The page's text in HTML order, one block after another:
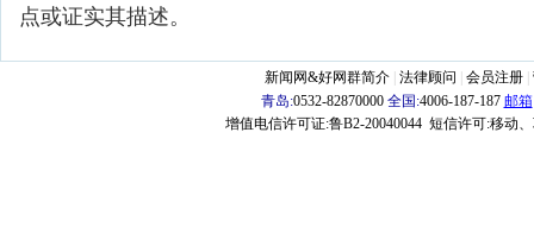
点或证实其描述。